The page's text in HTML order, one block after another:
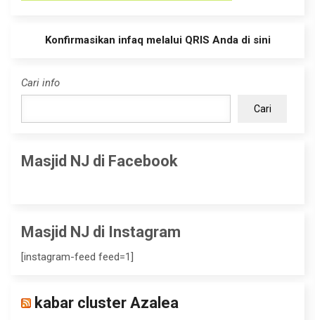
Konfirmasikan infaq melalui QRIS Anda di sini
Cari info
Cari
Masjid NJ di Facebook
Masjid NJ di Instagram
[instagram-feed feed=1]
kabar cluster Azalea